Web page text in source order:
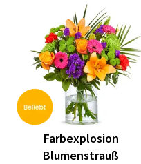
Farbexplosion
Blumenstrauß